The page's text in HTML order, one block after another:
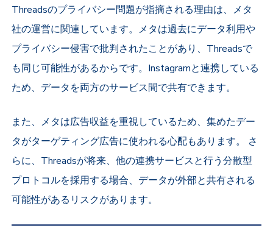
Threadsのプライバシー問題が指摘される理由は、メタ
社の運営に関連しています。メタは過去にデータ利用や
プライバシー侵害で批判されたことがあり、Threadsで
も同じ可能性があるからです。Instagramと連携している
ため、データを両方のサービス間で共有できます。
また、メタは広告収益を重視しているため、集めたデー
タがターゲティング広告に使われる心配もあります。 さ
らに、Threadsが将来、他の連携サービスと行う分散型
プロトコルを採用する場合、データが外部と共有される
可能性があるリスクがあります。